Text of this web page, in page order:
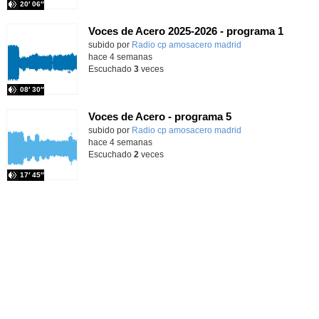
20′ 06″
Voces de Acero 2025-2026 - programa 1
Contenido educativo.
subido por Radio cp amosacero madrid
08′ 30″
hace 4 semanas
Escuchado 3veces
Voces de Acero - programa 5
Contenido educativo.
subido por Radio cp amosacero madrid
17′ 45″
hace 4 semanas
Escuchado 2 veces